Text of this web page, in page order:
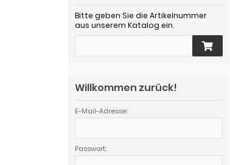
Bitte geben Sie die Artikelnummer
aus unserem Katalog ein.
Willkommen zurück!
E-Mail-Adresse:
Passwort: